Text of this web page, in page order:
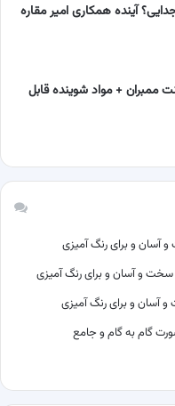
آینده همکاری امیر مقاره
ممبران + مواد شوینده قابل
گام به گام و جامع